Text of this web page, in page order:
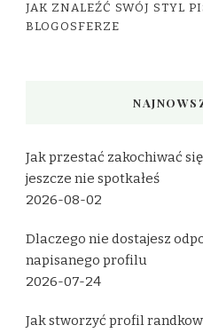
JAK ZNALEŹĆ SWÓJ STYL
BLOGOSFERZE
Jak przestać zakochiwać
jeszcze nie spotkałeś
2026-08-02
Dlaczego nie dostajesz
napisanego profilu
2026-07-24
Jak stworzyć profil